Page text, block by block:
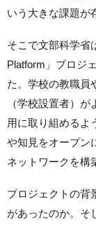
いう大きな課題が
そこで文部科学省
Platform」プロジ
た。学校の教職員
（学校設置者）
用に取り組めるよ
や知見をオープン
ネットワークを構
プロジェクトの背
があったのか。そ